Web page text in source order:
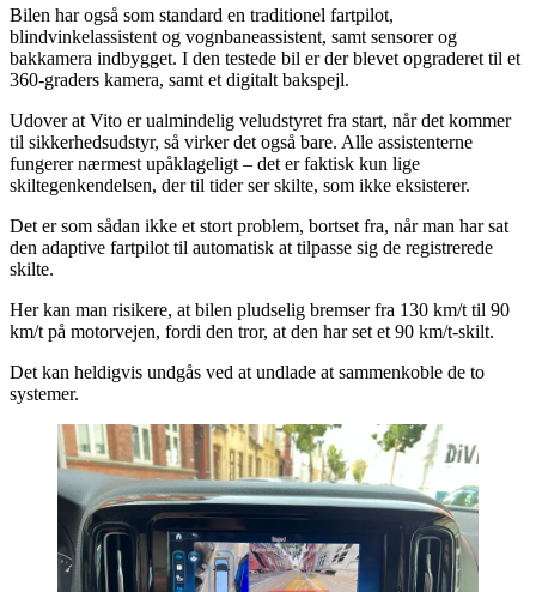
Bilen har også som standard en traditionel fartpilot,
blindvinkelassistent og vognbaneassistent, samt sensorer og
bakkamera indbygget. I den testede bil er der blevet opgraderet til et
360-graders kamera, samt et digitalt bakspejl.
Udover at Vito er ualmindelig veludstyret fra start, når det kommer
til sikkerhedsudstyr, så virker det også bare. Alle assistenterne
fungerer nærmest upåklageligt – det er faktisk kun lige
skiltegenkendelsen, der til tider ser skilte, som ikke eksisterer.
Det er som sådan ikke et stort problem, bortset fra, når man har sat
den adaptive fartpilot til automatisk at tilpasse sig de registrerede
skilte.
Her kan man risikere, at bilen pludselig bremser fra 130 km/t til 90
km/t på motorvejen, fordi den tror, at den har set et 90 km/t-skilt.
Det kan heldigvis undgås ved at undlade at sammenkoble de to
systemer.